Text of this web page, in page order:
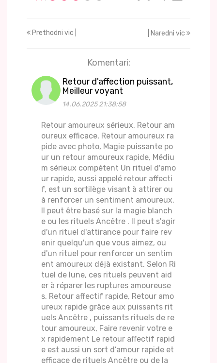
Prethodni vic | | Naredni vic
Komentari:
Retour d'affection puissant,
Meilleur voyant
14.06.2025 21:38:58
Retour amoureux sérieux, Retour am
oureux efficace, Retour amoureux ra
pide avec photo, Magie puissante po
ur un retour amoureux rapide, Médiu
m sérieux compétent Un rituel d'amo
ur rapide, aussi appelé retour affecti
f, est un sortilège visant à attirer ou
à renforcer un sentiment amoureux.
Il peut être basé sur la magie blanch
e ou les rituels Ancêtre . Il peut s'agir
d'un rituel d'attirance pour faire rev
enir quelqu'un que vous aimez, ou
d'un rituel pour renforcer un sentim
ent amoureux déjà existant. Selon Ri
tuel de lune, ces rituels peuvent aid
er à réparer les ruptures amoureuse
s. Retour affectif rapide, Retour amo
ureux rapide grâce aux puissants rit
uels Ancêtre , puissants rituels de re
tour amoureux, Faire revenir votre e
x rapidement Le retour affectif rapid
e est aussi un sort d’amour rapide et
efficace de rituels Ancêtre ou de la